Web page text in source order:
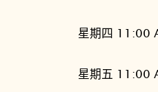
星期四 11:00
星期五 11:00